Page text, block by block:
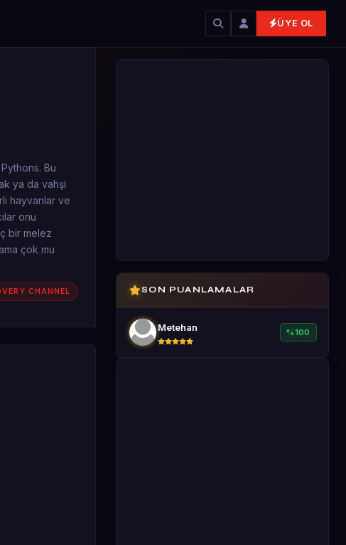
ÜYE OL
Bu
ya da vahşi
hayvanlar ve
onu
bir melez
çok mu
CHANNEL SON PUANLAMALAR
Metehan %100